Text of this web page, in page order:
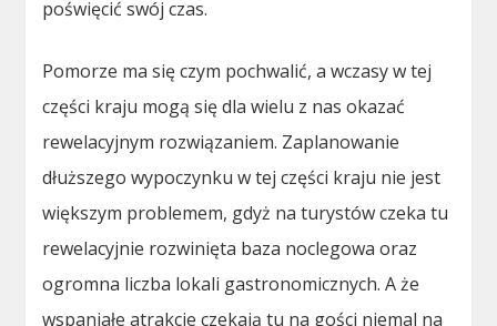
poświęcić swój czas.
Pomorze ma się czym pochwalić, a wczasy w tej
części kraju mogą się dla wielu z nas okazać
rewelacyjnym rozwiązaniem. Zaplanowanie
dłuższego wypoczynku w tej części kraju nie jest
większym problemem, gdyż na turystów czeka tu
rewelacyjnie rozwinięta baza noclegowa oraz
ogromna liczba lokali gastronomicznych. A że
wspaniałe atrakcje czekają tu na gości niemal na